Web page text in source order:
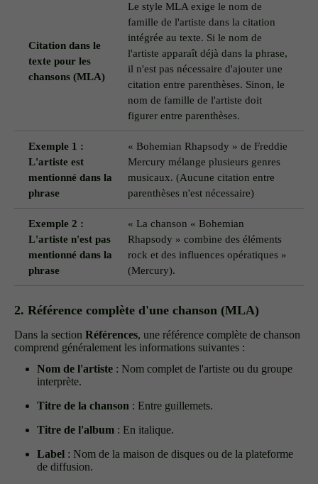
Citation dans le
texte pour les
chansons (MLA)
Le style MLA exige le nom de
famille de l'artiste dans la citation
intégrée au texte. Si le nom de
l'artiste apparaît déjà dans la phrase,
il n'est pas nécessaire d'ajouter une
citation entre parenthèses. Sinon, le
nom de famille de l'artiste doit
figurer entre parenthèses.
Exemple 1 :
L'artiste est
mentionné dans la
phrase
« Bohemian Rhapsody » de Freddie
Mercury mélange plusieurs genres
musicaux. (Aucune citation entre
parenthèses n'est nécessaire)
Exemple 2 :
L'artiste n'est pas
mentionné dans la
phrase
« La chanson « Bohemian
Rhapsody » combine des éléments
rock et des influences opératiques »
(Mercury).
2. Référence complète d'une chanson (MLA)
Dans la section Références, une référence complète de chanson
comprend généralement les informations suivantes :
Nom de l'artiste : Nom complet de l'artiste ou du groupe
interprète.
Titre de la chanson : Entre guillemets.
Titre de l'album : En italique.
Label : Nom de la maison de disques ou de la plateforme
de diffusion.